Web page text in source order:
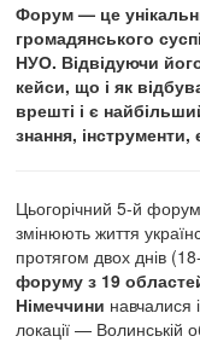
Форум — це
громадянського
НУО. Відвідуючи
кейси, що і як
врешті і є
знання, інструменти,
Цьогорічний 5-й форум
змінюють життя
протягом двох днів
форуму з 19
Німеччини навчалися
локації — Волинській